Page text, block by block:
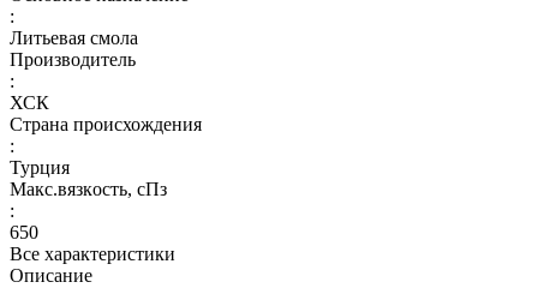
:
Литьевая смола
Производитель
:
ХСК
Страна происхождения
:
Турция
Макс.вязкoсть, сПз
:
650
Все характеристики
Описание